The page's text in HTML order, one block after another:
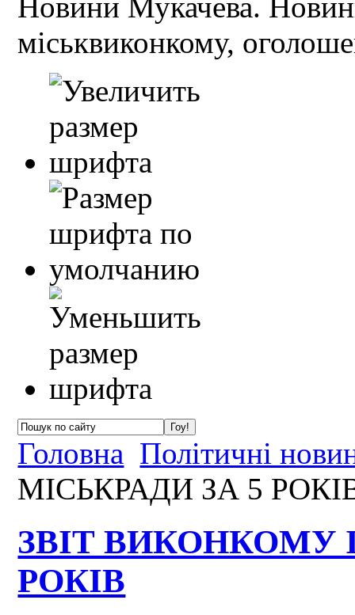
міськвиконкому,
Головна Політичні
МІСЬКРАДИ ЗА 5
ЗВІТ ВИКОНКОМУ
РОКІВ